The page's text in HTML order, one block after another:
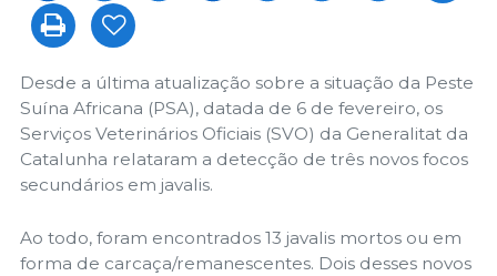
Desde a última atualização sobre a situação da Peste
Suína Africana (PSA), datada de 6 de fevereiro, os
Serviços Veterinários Oficiais (SVO) da Generalitat da
Catalunha relataram a detecção de três novos focos
secundários em javalis.
Ao todo, foram encontrados 13 javalis mortos ou em
forma de carcaça/remanescentes. Dois desses novos